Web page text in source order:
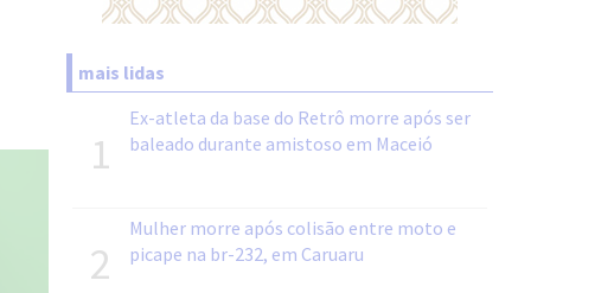
mais lidas
1
Ex-atleta da base do Retrô morre após ser
baleado durante amistoso em Maceió
2
Mulher morre após colisão entre moto e
picape na br-232, em Caruaru